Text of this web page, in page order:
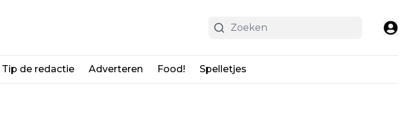
Tip de redactie Adverteren Food! Spelletjes